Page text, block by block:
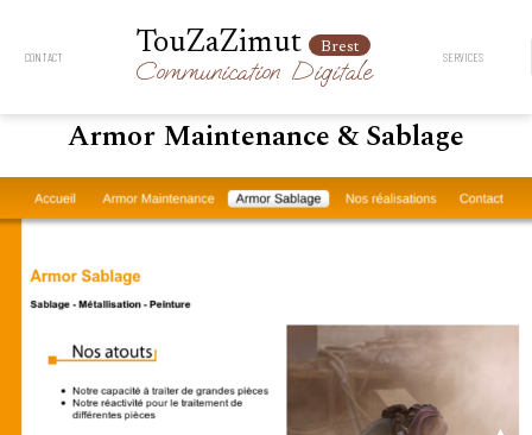
CONTACT TouZaZimut Brest
Communication Digitale SERVICES
Armor Maintenance & Sablage